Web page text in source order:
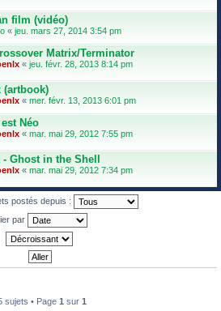
film (vidéo)
« jeu. mars 27, 2014 3:54 pm
Matrix/Terminator
« jeu. févr. 28, 2013 8:14 pm
(artbook)
« mer. févr. 13, 2013 6:01 pm
Néo
« mar. mai 29, 2012 7:55 pm
Ghost in the Shell
« mar. mai 29, 2012 7:34 pm
postés depuis :
par
sujets • Page 1 sur 1